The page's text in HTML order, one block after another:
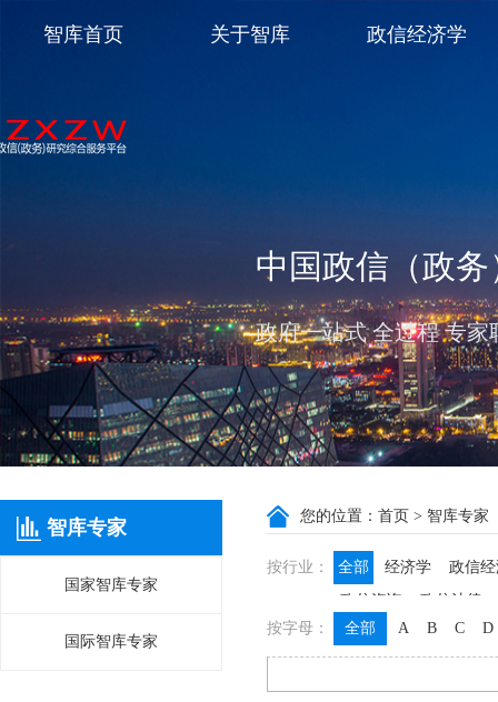
中国政信（政
保就业 稳民生 促发展
智库首页 关于智库 政信经济学
智库专家
国家智库专家
国际智库专家
您的位置： 首页 > 智库专家
按行业： 全部 经济学
政信
政信咨询
政信法律
按字母：
全部 A B C D